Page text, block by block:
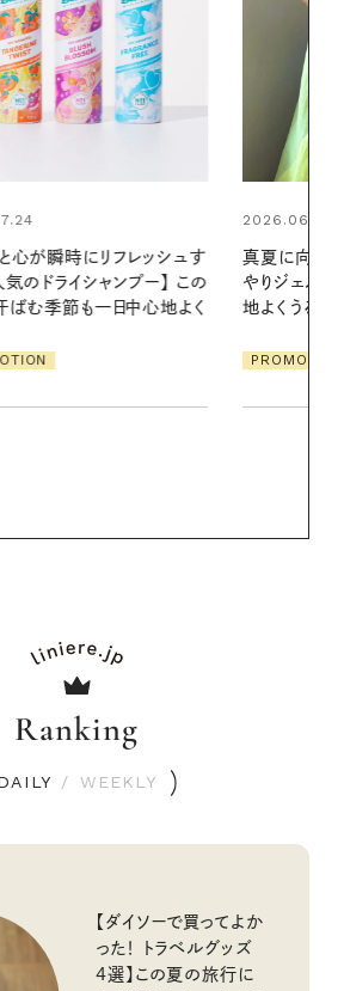
けて、ハーブが香るひん
ルと出合う。暑い季節に心
るおう、軽やかなボディケ
2026.07.21
リーとの重
Ranking
/ WEEKLY
【ダイソーで買ってよか
った！ トラベルグッズ
4選】この夏の旅行に